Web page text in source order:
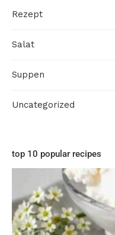
Rezept
Salat
Suppen
Uncategorized
top 10 popular recipes